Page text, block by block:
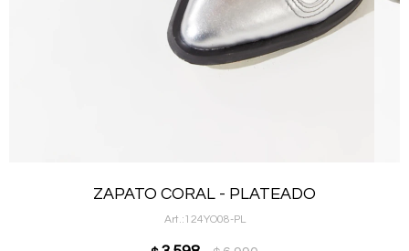
ZAPATO CORAL - PLATEADO
124YO08-PL